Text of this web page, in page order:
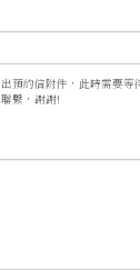
預約信附件，此時需要等
繫，謝謝!